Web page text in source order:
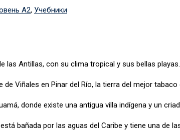
А2, Учебники
las Antillas, con su clima tropical y sus bellas
Viñales en Pinar del Río, la tierra del mejor tabaco
donde existe una antigua villa indígena y un
bañada por las aguas del Caribe y tiene una de